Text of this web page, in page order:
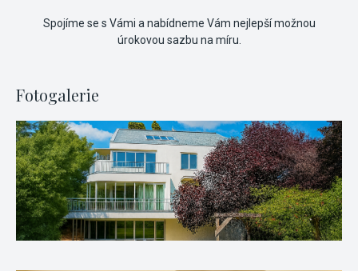
Spojíme se s Vámi a nabídneme Vám nejlepší možnou
úrokovou sazbu na míru.
Fotogalerie